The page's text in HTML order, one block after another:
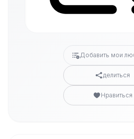
Добавить мои
делиться
Нравиться